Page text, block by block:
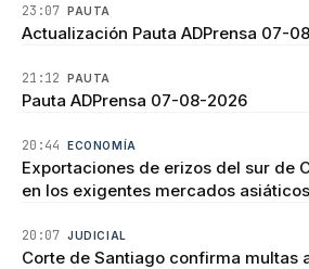
23:07 PAUTA
Actualización Pauta ADPrensa 07-
21:12 PAUTA
Pauta ADPrensa 07-08-2026
20:44 ECONOMÍA
Exportaciones de erizos del sur de
en los exigentes mercados asiáticos
20:07 JUDICIAL
Corte de Santiago confirma multas